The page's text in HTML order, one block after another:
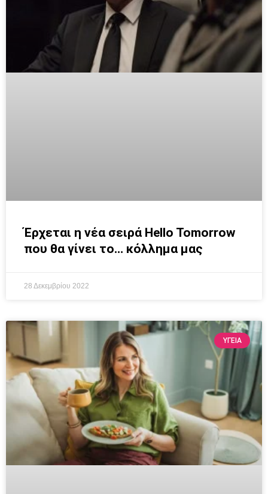
Έρχεται η νέα σειρά Hello Tomorrow
που θα γίνει το… κόλλημα μας
28 Δεκεμβρίου 2022
ΥΓΕΙΑ